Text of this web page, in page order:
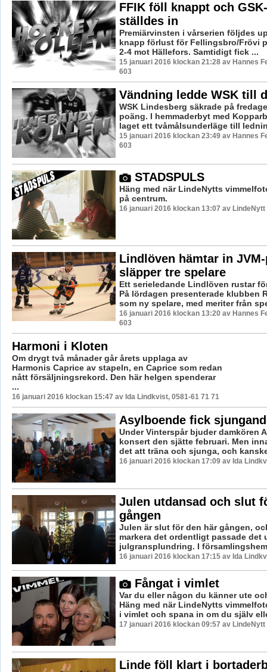
FFIK föll knappt och
ställdes in
Premiärvinsten i vårserien följdes
knapp förlust för Fellingsbro/Frövi
2-4 mot Hällefors. Samtidigt fick ...
15 januari 2016 klockan 21:28 av Hannes
603
Vändning ledde WSK till
WSK Lindesberg säkrade på
poäng. I hemmaderbyt med
laget ett tvåmålsunderläge till
15 januari 2016 klockan 23:49 av Hannes
603
STADSPULS
Häng med när LindeNytts
på centrum.
16 januari 2016 klockan 13:07 av LindeNytt
Lindlöven hämtar in
släpper tre spelare
Ett serieledande Lindlöven rustar
På lördagen presenterade klubben
som ny spelare, med meriter från
16 januari 2016 klockan 13:20 av Hannes
603
Harmoni i Kloten
Om drygt två månader går årets upplaga av
Harmonis Caprice av stapeln, en Caprice som redan
nått försäljningsrekord. Den här helgen spenderar
...
16 januari 2016 klockan 15:47 av Ida Lindkvist, 0581-61 71 71
Asylboende fick
Under Vinterspår bjuder damkören
konsert den sjätte februari. Men
det att träna och sjunga, och
16 januari 2016 klockan 17:09 av Ida
Julen utdansad och slut
gången
Julen är slut för den här gången,
markera det ordentligt passade det
julgransplundring. I
16 januari 2016 klockan 17:15 av Ida
Fångat i vimlet
Var du eller någon du känner ute
Häng med när LindeNytts
i vimlet och spana in om du själv
17 januari 2016 klockan 09:57 av LindeNytt
Linde föll klart i